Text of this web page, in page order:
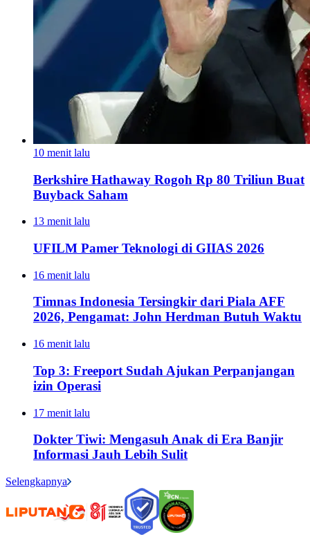
10 menit lalu
Berkshire Hathaway Rogoh Rp 80 Triliun Buat
Buyback Saham
13 menit lalu
UFILM Pamer Teknologi di GIIAS 2026
16 menit lalu
Timnas Indonesia Tersingkir dari Piala AFF
2026, Pengamat: John Herdman Butuh Waktu
16 menit lalu
Top 3: Freeport Sudah Ajukan Perpanjangan
izin Operasi
17 menit lalu
Dokter Tiwi: Mengasuh Anak di Era Banjir
Informasi Jauh Lebih Sulit
Selengkapnya